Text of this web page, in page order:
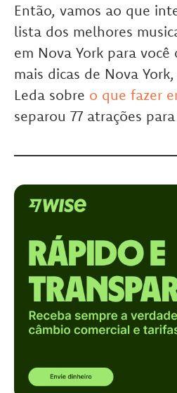
Então, vamos ao que
lista dos melhores
em Nova York para você
mais dicas de Nova
Leda sobre o que fazer
separou 77 atrações